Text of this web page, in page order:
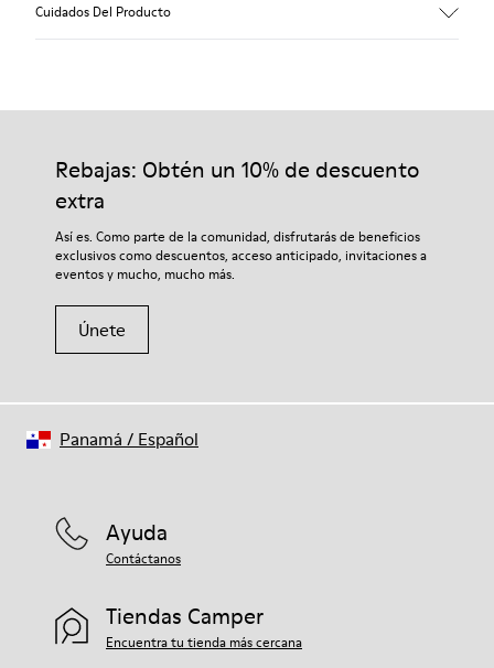
Plantilla
OrthoLite® para mayor amortiguación
27% algodón reciclado 27% piel de cerdo 26% textil (60% PU -
40% licra)
Cuidados Del Producto
Nuestros zapatos se han fabricado con materiales de primera
adecuados para el cuidado del calzado los protegerá y
garantizará que duren más tiempo.
Si deseas obtener información detallada sobre cómo cuidar de
tu par, visita nuestraGuía para el cuidado del calzado.
Rebajas: Obtén un 10% de descuento
extra
Así es. Como parte de la comunidad, disfrutarás de beneficios
exclusivos como descuentos, acceso anticipado, invitaciones a
eventos y mucho, mucho más.
Únete
Ayuda
Contáctanos
Tiendas Camper
Encuentra tu tienda más cercana
Panamá / Español